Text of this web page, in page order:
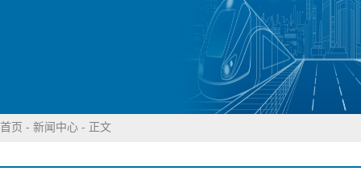
首页 - 新闻中心 - 正文